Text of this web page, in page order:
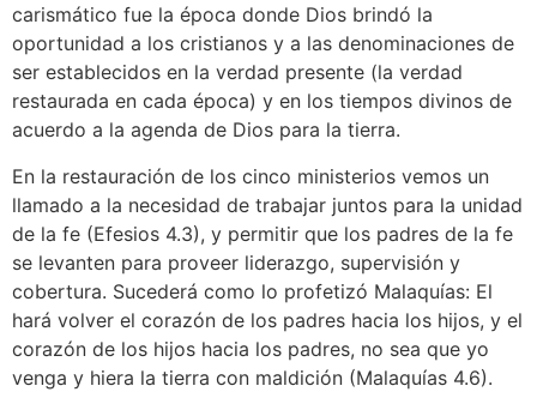
carismático fue la época donde Dios brindó la
oportunidad a los cristianos y a las denominaciones de
ser establecidos en la verdad presente (la verdad
restaurada en cada época) y en los tiempos divinos de
acuerdo a la agenda de Dios para la tierra.
En la restauración de los cinco ministerios vemos un
llamado a la necesidad de trabajar juntos para la unidad
de la fe (Efesios 4.3), y permitir que los padres de la fe
se levanten para proveer liderazgo, supervisión y
cobertura. Sucederá como lo profetizó Malaquías: El
hará volver el corazón de los padres hacia los hijos, y el
corazón de los hijos hacia los padres, no sea que yo
venga y hiera la tierra con maldición (Malaquías 4.6).